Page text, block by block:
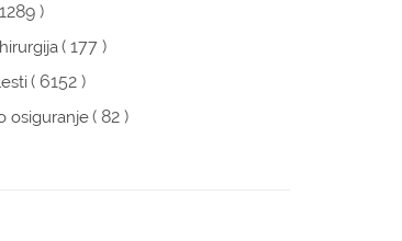
)
( 177 )
( 6152 )
osiguranje( 82 )